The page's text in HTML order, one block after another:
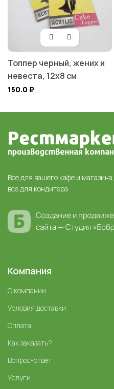
Топпер черный, жених и
невеста, 12х8 см
150.0 ₽
Все для вашего кафе и магазина,
все для кондитера
Компания
О компании
Условия доставки
Оплата
Как заказать?
Вопрос-ответ
Услуги